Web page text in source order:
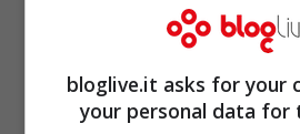
bloglive.it asks for your
your personal data for